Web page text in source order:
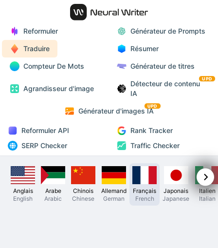
Reformuler Générateur de Prompts
Traduire Résumer
Compteur De Mots Générateur de titres
Agrandisseur d'image
Détecteur de contenu
IA
UPD
Générateur d'images IA
UPD
Reformuler API
Rank Tracker
SERP Checker
Traffic Checker
Anglais
English
Arabe
Arabic
Chinois
Chinese
Allemand
German
Français
French
Japonais
Japanese
Italien
Italian